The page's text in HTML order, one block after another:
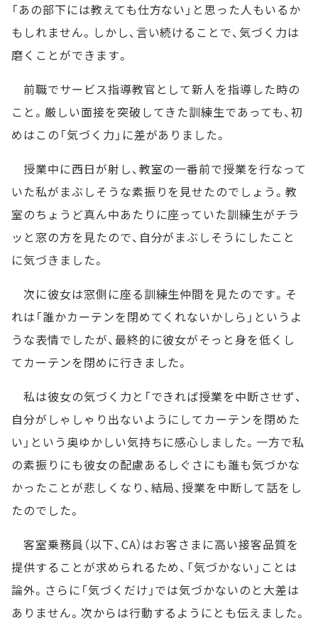
「あの部下には教えても仕方ない」と思った人もいるか
もしれません。しかし、言い続けることで、気づく力は
磨くことができます。
前職でサービス指導教官として新人を指導した時の
こと。厳しい面接を突破してきた訓練生であっても、初
めはこの「気づく力」に差がありました。
授業中に西日が射し、教室の一番前で授業を行なって
いた私がまぶしそうな素振りを見せたのでしょう。教
室のちょうど真ん中あたりに座っていた訓練生がチラ
ッと窓の方を見たので、自分がまぶしそうにしたこと
に気づきました。
次に彼女は窓側に座る訓練生仲間を見たのです。そ
れは「誰かカーテンを閉めてくれないかしら」というよ
うな表情でしたが、最終的に彼女がそっと身を低くし
てカーテンを閉めに行きました。
私は彼女の気づく力と「できれば授業を中断させず、
自分がしゃしゃり出ないようにしてカーテンを閉めた
い」という奥ゆかしい気持ちに感心しました。一方で私
の素振りにも彼女の配慮あるしぐさにも誰も気づかな
かったことが悲しくなり、結局、授業を中断して話をし
たのでした。
客室乗務員（以下、CA）はお客さまに高い接客品質を
提供することが求められるため、「気づかない」ことは
論外。さらに「気づくだけ」では気づかないのと大差は
ありません。次からは行動するようにとも伝えました。